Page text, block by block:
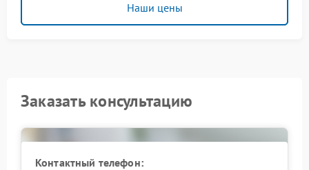
Наши цены
Заказать консультацию
Контактный телефон: